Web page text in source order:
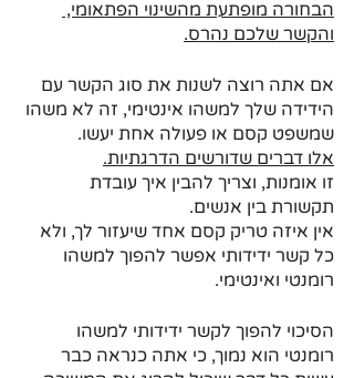
הבחורה מופתעת מהשינוי הפתאומי,
והקשר שלכם נהרס.
אם אתה רוצה לשנות את סוג הקשר עם
הידידה שלך למשהו אינטימי, זה לא משהו
שמשפט קסם או פעולה אחת יעשו.
אלו דברים שדורשים הדרגתיות.
זו אומנות, וצריך להבין איך עובדת
תקשורת בין אנשים.
אין איזה טריק קסם אחד שיעזור לך, ולא
כל קשר ידידותי אפשר להפוך למשהו
רומנטי ואינטימי.
הסיכוי להפוך לקשר ידידותי למשהו
רומנטי הוא נמוך, כי אתה כנראה כבר